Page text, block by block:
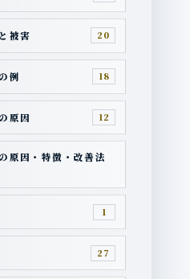
被害 20
例 18
原因 12
原因・特徴・改善法
1
27